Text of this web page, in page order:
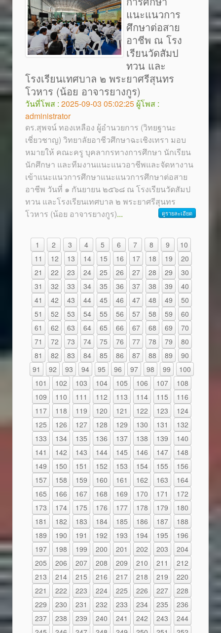
แนะแนวการ
ศึกษาต่อสาย
อาชีพ ณ โรง
เรียนวัดสัมป
ทวน และ
โรงเรียนเทศบาล ๒ พระยาศรีสุนทร
โวหาร (น้อย อาจารยางกูร)
วันที่โพส : 2025-09-03 05:02:25 ผู้โพส :
administrator
ดร.สุพจน์ ทองเหลือง ผู้อำนวยการ (วิทยฐานะ
เชี่ยวชาญ) วิทยาลัยอาชีวศึกษาฉะเชิงเทรา มอบ
หมายให้ คณะครู บุคลากรทางการศึกษา นักเรียน
นักศึกษา และทีมงานแนะแนวอาชีพและจัดหางาน
เข้าแนะแนวการศึกษาแนะแนวการศึกษาต่อสาย
อาชีพ วันที่ ๑ กันยายน ๒๕๖๘ ณ โรงเรียนวัดสัมป
ทวน และโรงเรียนเทศบาล ๒ พระยาศรีสุนทร
โวหาร (น้อย อาจารยางกูร)... ดูรายละเอียด
1 2 3 4 5 6 7 8 9
10
11
12 13 14 15 16 17 18 19
20
21
22 23 24 25 26 27 28 29
30
31
32 33 34 35 36 37 38 39
40
41
42 43 44 45 46 47 48 49
50
51
52 53 54 55 56 57 58 59
60
61
62 63 64 65 66 67 68 69
70
71
72 73 74 75 76 77 78 79
80
81
82 83 84 85 86 87 88 89
90
91
92 93 94 95 96 97 98 99
100
101
102 103 104 105 106 107
108
109
110 111 112 113 114 115
116
117
118 119 120 121 122 123
124
125
126 127 128 129 130 131
132
133
134 135 136 137 138 139
140
141
142 143 144 145 146 147
148
149
150 151 152 153 154 155
156
157
158 159 160 161 162 163
164
165
166 167 168 169 170 171
172
173
174 175 176 177 178 179
180
181
182 183 184 185 186 187
188
189
190 191 192 193 194 195
196
197
198 199 200 201 202 203
204
205
206 207 208 209 210 211
212
213
214 215 216 217 218 219
220
221
222 223 224 225 226 227
228
229
230 231 232 233 234 235
236
237
238 239 240 241 242 243
244